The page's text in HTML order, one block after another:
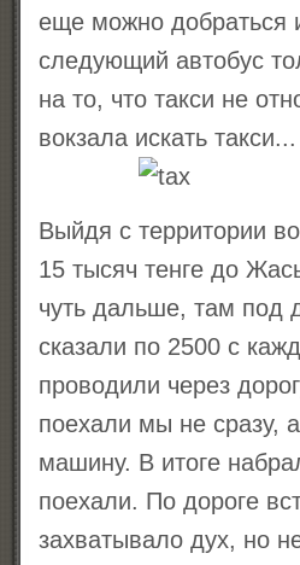
еще можно добраться
следующий автобус
на то, что такси не
вокзала искать такси...
Выйдя с территории
15 тысяч тенге до
чуть дальше, там под
сказали по 2500 с
проводили через
поехали мы не сразу,
машину. В итоге
поехали. По дороге
захватывало дух, но